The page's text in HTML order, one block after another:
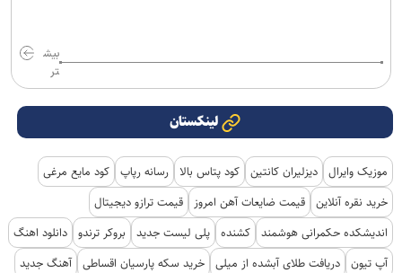
بیش
تر
لینکستان
موزیک وایرال دیزلیران کانتین کود پتاس بالا رسانه رپاپ کود مایع مرغی
خرید نقره آنلاین قیمت ضایعات آهن امروز
قیمت ترازو دیجیتال
اندیشکده حکمرانی هوشمند کشنده پلی لیست جدید بروکر ترندو دانلود اهنگ
آپ تیون دریافت طلای آبشده از میلی خرید سکه پارسیان اقساطی آهنگ جدید